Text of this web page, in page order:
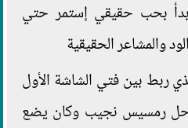
بدأ بحب حقيقي إستمر حتي
والمشاعر الحقيقية
ربط بين فتي الشاشة الأول
رمسيس نجيب وكان يضع